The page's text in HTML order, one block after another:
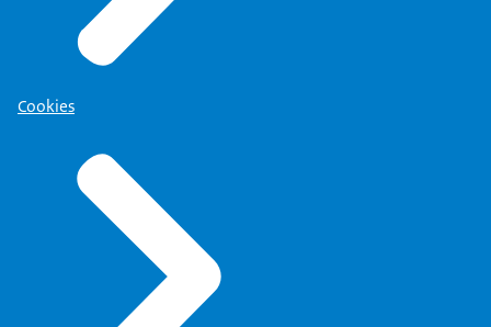
Cookies